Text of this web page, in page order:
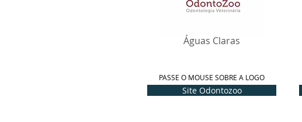
Águas Claras
PASSE O MOUSE SOBRE A LOGO
Site Odontozoo